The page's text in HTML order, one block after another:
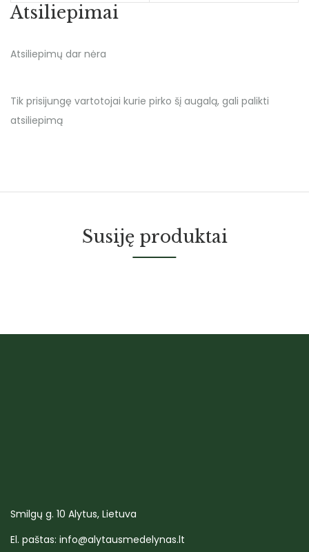
Atsiliepimai
Atsiliepimų dar nėra
Tik prisijungę vartotojai kurie pirko šį augalą, gali palikti
atsiliepimą
Susiję produktai
Smilgų g. 10 Alytus, Lietuva
El. paštas: info@alytausmedelynas.lt